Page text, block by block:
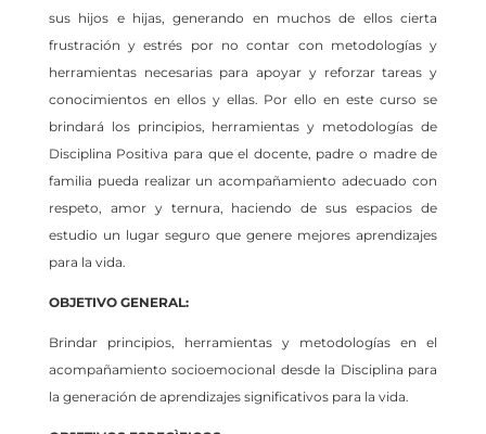
sus hijos e hijas, generando en muchos de ellos cierta
frustración y estrés por no contar con metodologías y
herramientas necesarias para apoyar y reforzar tareas y
conocimientos en ellos y ellas. Por ello en este curso se
brindará los principios, herramientas y metodologías de
Disciplina Positiva para que el docente, padre o madre de
familia pueda realizar un acompañamiento adecuado con
respeto, amor y ternura, haciendo de sus espacios de
estudio un lugar seguro que genere mejores aprendizajes
para la vida.
OBJETIVO GENERAL:
Brindar principios, herramientas y metodologías en el
acompañamiento socioemocional desde la Disciplina para
la generación de aprendizajes significativos para la vida.